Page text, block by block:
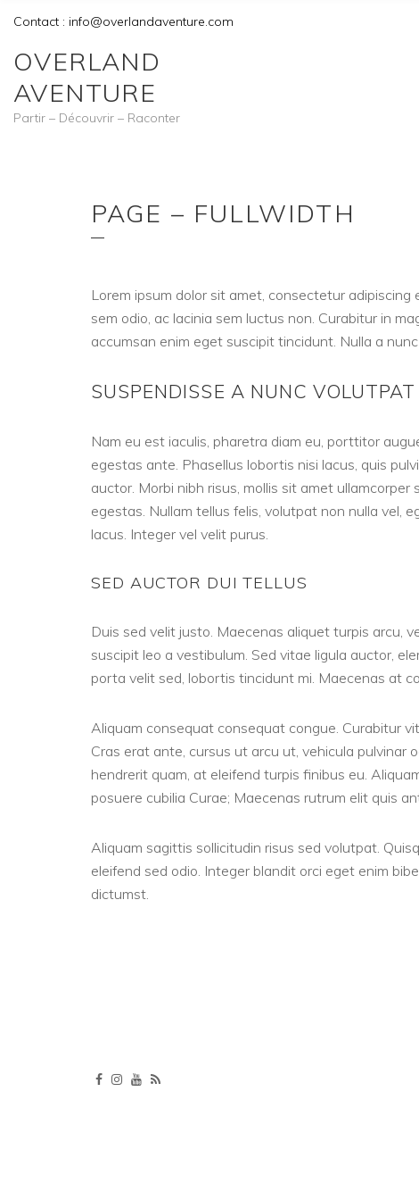
Contact : info@overlandaventure.com
OVERLAND
AVENTURE
Partir – Découvrir – Raconter
PAGE – FULLWIDTH
Lorem ipsum dolor sit amet, consectetur
sem odio, ac lacinia sem luctus non. Curabitur in
accumsan enim eget suscipit tincidunt. Nulla a
SUSPENDISSE A NUNC
Nam eu est iaculis, pharetra diam eu, porttitor
egestas ante. Phasellus lobortis nisi lacus, quis
auctor. Morbi nibh risus, mollis sit amet
egestas. Nullam tellus felis, volutpat non nulla vel,
lacus. Integer vel velit purus.
SED AUCTOR DUI TELLUS
Duis sed velit justo. Maecenas aliquet turpis arcu,
suscipit leo a vestibulum. Sed vitae ligula auctor,
porta velit sed, lobortis tincidunt mi. Maecenas at
Aliquam consequat consequat congue. Curabitur
Cras erat ante, cursus ut arcu ut, vehicula pulvinar
hendrerit quam, at eleifend turpis finibus eu.
posuere cubilia Curae; Maecenas rutrum elit quis
Aliquam sagittis sollicitudin risus sed volutpat.
eleifend sed odio. Integer blandit orci eget enim
dictumst.